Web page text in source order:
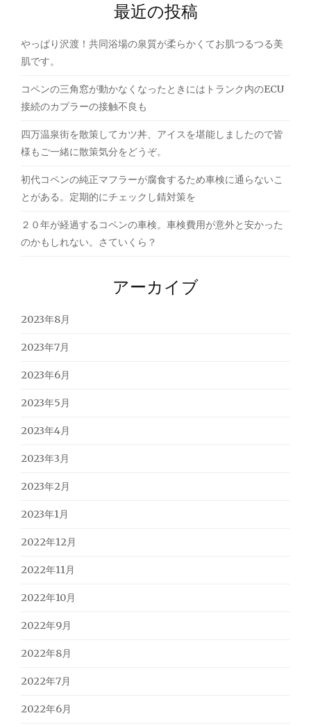
シ
ョ
ン
最近の投稿
やっぱり沢渡！共同浴場の泉質が柔らかくてお肌つるつる美
肌です。
コペンの三角窓が動かなくなったときにはトランク内のECU
接続のカプラーの接触不良も
四万温泉街を散策してカツ丼、アイスを堪能しましたので皆
様もご一緒に散策気分をどうぞ。
初代コペンの純正マフラーが腐食するため車検に通らないこ
とがある。定期的にチェックし錆対策を
２０年が経過するコペンの車検。車検費用が意外と安かった
のかもしれない。さていくら？
アーカイブ
2023年8月
2023年7月
2023年6月
2023年5月
2023年4月
2023年3月
2023年2月
2023年1月
2022年12月
2022年11月
2022年10月
2022年9月
2022年8月
2022年7月
2022年6月